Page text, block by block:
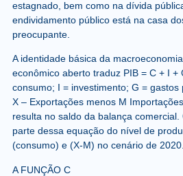
estagnado, bem como na dívida
endividamento público está na casa
preocupante.
A identidade básica da
econômico aberto traduz PIB = C + I +
consumo; I = investimento; G =
X – Exportações menos M
resulta no saldo da balança
parte dessa equação do nível de
(consumo) e (X-M) no cenário de 2020.
A FUNÇÃO C